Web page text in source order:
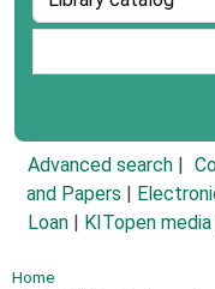
Advanced search
and Papers
Loan
KITopen media
Home